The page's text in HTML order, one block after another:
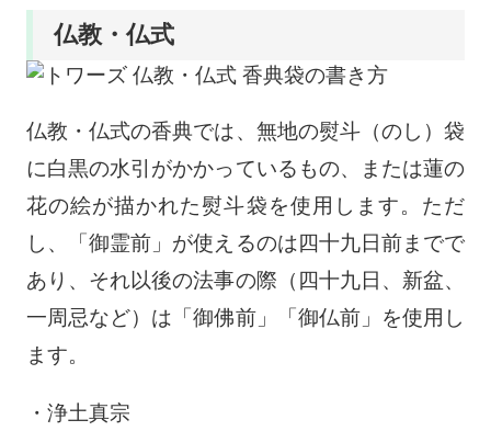
仏教・仏式
仏教・仏式の香典では、無地の熨斗（のし）袋
に白黒の水引がかかっているもの、または蓮の
花の絵が描かれた熨斗袋を使用します。ただ
し、「御霊前」が使えるのは四十九日前までで
あり、それ以後の法事の際（四十九日、新盆、
一周忌など）は「御佛前」「御仏前」を使用し
ます。
・浄土真宗